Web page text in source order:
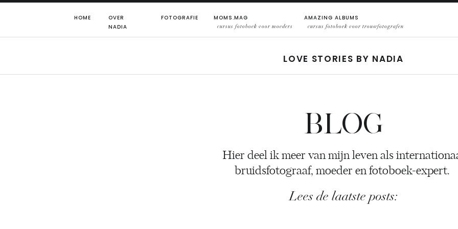
HOME
OVER
NADIA
FOTOGRAFIE MOMS.MAG AMAZING ALBUMS
cursus fotoboek voor moeders cursus fotoboek voor trouwfotografen
LOVE STORIES BY NADIA
BLOG
Hier deel ik meer van mijn leven als
bruidsfotograaf, moeder en fotoboek-expert.
Lees de laatste posts: